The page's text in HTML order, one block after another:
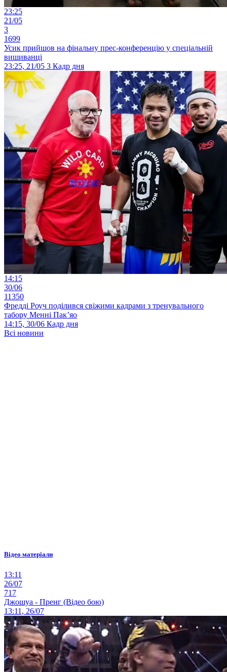
23:25
21/05
3
1699
Усик прийшов на фінальну прес-конференцію у спеціальній
вишиванці
23:25, 21/05 3 Кадр дня
14:15
30/06
11350
Фредді Роуч поділився свіжими кадрами з тренувального
табору Менні Пак’яо
14:15, 30/06 Кадр дня
Всі новини
Відео матеріали
13:11
26/07
717
Джошуа - Пренг (Відео бою)
13:11, 26/07